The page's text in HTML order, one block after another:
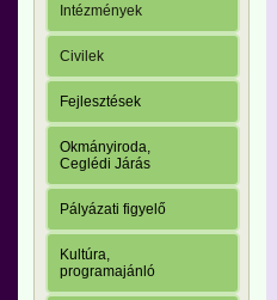
Intézmények
Civilek
Fejlesztések
Okmányiroda,
Ceglédi Járás
Pályázati figyelő
Kultúra,
programajánló